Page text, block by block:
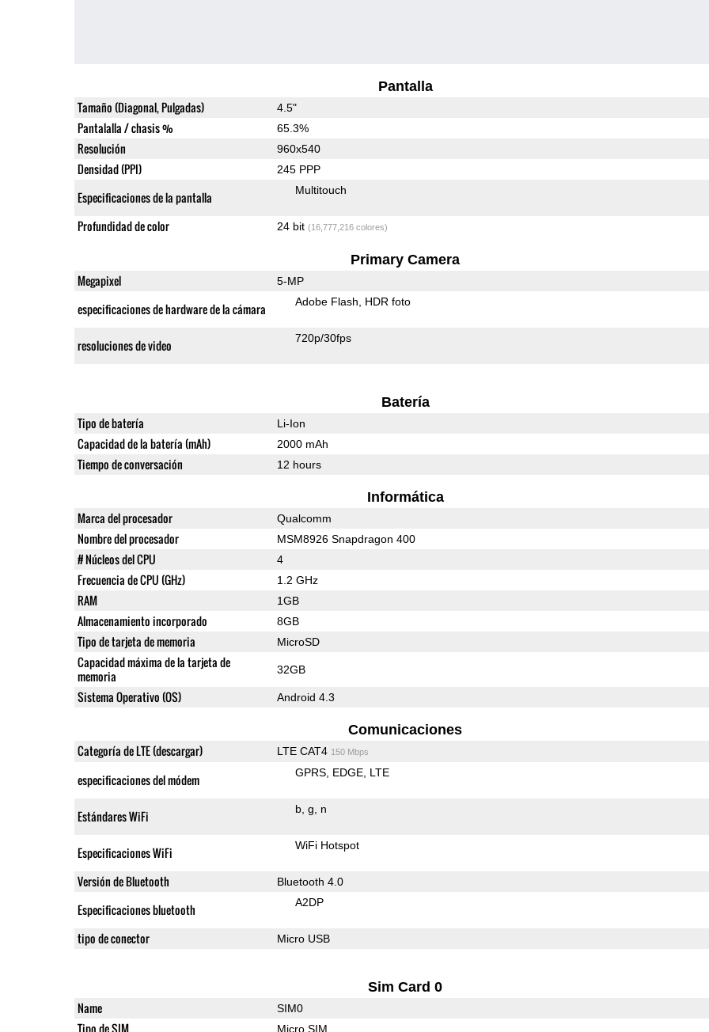
Pantalla
Tamaño (Diagonal, Pulgadas) 4.5"
Pantalalla / chasis % 65.3%
Resolución 960x540
Densidad (PPI) 245 PPP
Especificaciones de la pantalla Multitouch
Profundidad de color 24 bit (16,777,216 colores)
Primary Camera
Megapixel 5-MP
especificaciones de hardware de la cámara Adobe Flash HDR foto
resoluciones de video 720p/30fps
Batería
Tipo de batería Li-Ion
Capacidad de la batería (mAh) 2000 mAh
Tiempo de conversación 12 hours
Informática
Marca del procesador Qualcomm
Nombre del procesador MSM8926 Snapdragon 400
# Núcleos del CPU 4
Frecuencia de CPU (GHz) 1.2 GHz
RAM 1GB
Almacenamiento incorporado 8GB
Tipo de tarjeta de memoria MicroSD
Capacidad máxima de la tarjeta de
memoria
32GB
Sistema Operativo (OS) Android 4.3
Comunicaciones
Categoría de LTE (descargar) LTE CAT4 150 Mbps
especificaciones del módem GPRS EDGE LTE
Estándares WiFi b g n
Especificaciones WiFi WiFi Hotspot
Versión de Bluetooth Bluetooth 4.0
Especificaciones bluetooth A2DP
tipo de conector Micro USB
Sim Card 0
Name SIM0
Tipo de SIM Micro SIM